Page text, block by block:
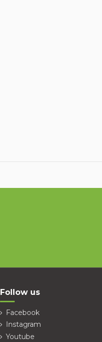
Follow us
Facebook
Instagram
Youtube